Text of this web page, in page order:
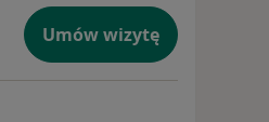
Umów wizytę